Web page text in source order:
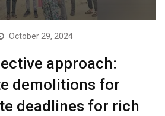
October 29, 2024
approach:
demolitions for
deadlines for rich